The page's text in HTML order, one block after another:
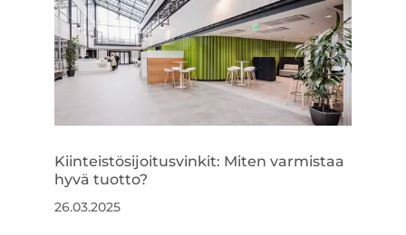
Kiinteistösijoitusvinkit: Miten varmistaa
hyvä tuotto?
26.03.2025